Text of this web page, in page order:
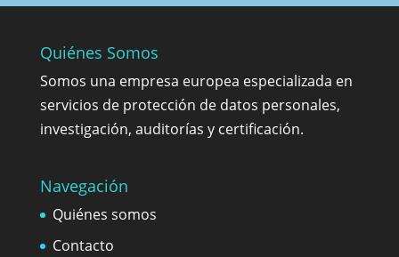
Quiénes Somos
Somos una empresa europea especializada en
servicios de protección de datos personales,
investigación, auditorías y certificación.
Navegación
Quiénes somos
Contacto